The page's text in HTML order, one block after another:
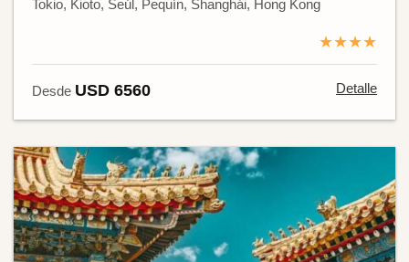
Tokio, Kioto, Seúl, Pequín, Shanghái, Hong Kong
★★★★
Desde USD 6560 Detalle